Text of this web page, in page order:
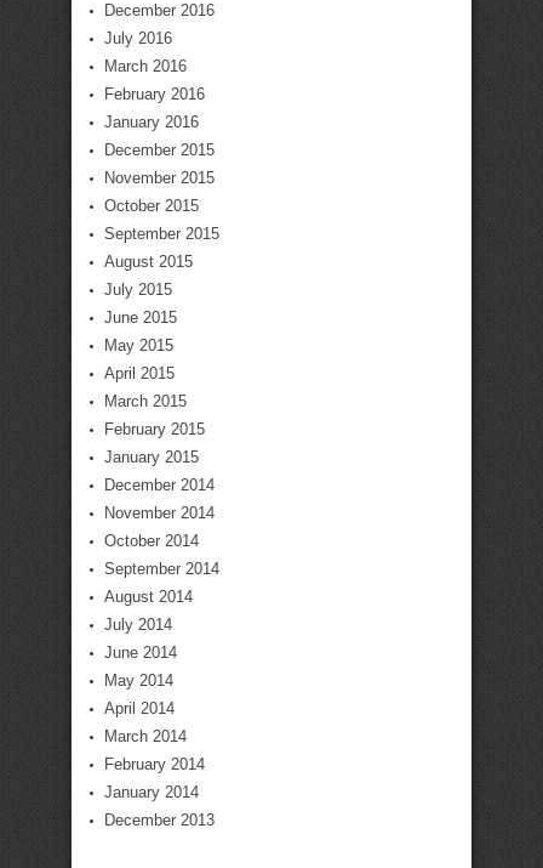
December 2016
July 2016
March 2016
February 2016
January 2016
December 2015
November 2015
October 2015
September 2015
August 2015
July 2015
June 2015
May 2015
April 2015
March 2015
February 2015
January 2015
December 2014
November 2014
October 2014
September 2014
August 2014
July 2014
June 2014
May 2014
April 2014
March 2014
February 2014
January 2014
December 2013